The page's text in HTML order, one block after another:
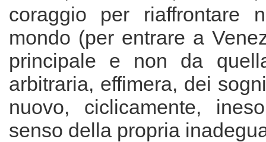
coraggio per riaffrontare
mondo (per entrare a
principale e non da
arbitraria, effimera, dei
nuovo, ciclicamente,
senso della propria